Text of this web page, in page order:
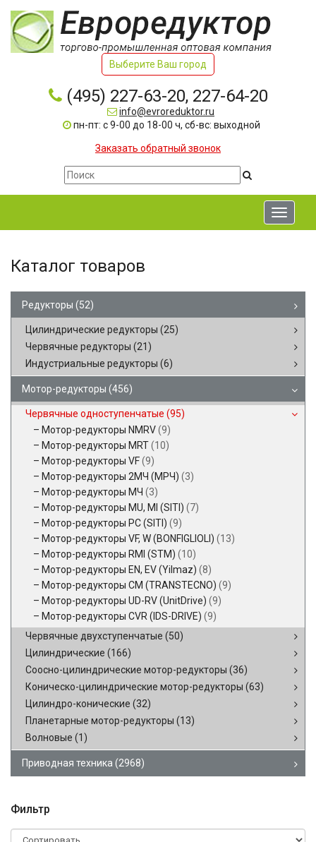
Выберите Ваш город
(495) 227-63-20, 227-64-20
info@evroreduktor.ru
пн-пт: с 9-00 до 18-00 ч, сб-вс: выходной
Заказать обратный звонок
Toggle
Каталог товаров
Редукторы (52)
Цилиндрические редукторы (25)
Червячные редукторы (21)
Индустриальные редукторы (6)
Мотор-редукторы (456)
Червячные одноступенчатые (95)
Мотор-редукторы NMRV(9)
Мотор-редукторы MRT(10)
Мотор-редукторы VF(9)
Мотор-редукторы 2МЧ (МРЧ) (3)
Мотор-редукторы МЧ (3)
Мотор-редукторы MU, MI (SITI) (7)
Мотор-редукторы PC (SITI) (9)
Мотор-редукторы VF, W (BONFIGLIOLI) (13)
Мотор-редукторы RMI (STM) (10)
Мотор-редукторы EN, EV (Yilmaz) (8)
Мотор-редукторы CM (TRANSTECNO) (9)
Мотор-редукторы UD-RV (UnitDrive) (9)
Мотор-редукторы CVR (IDS-DRIVE) (9)
Червячные двухступенчатые (50)
Цилиндрические (166)
Соосно-цилиндрические мотор-редукторы (36)
Коническо-цилиндрические мотор-редукторы (63)
Цилиндро-конические (32)
Планетарные мотор-редукторы (13)
Волновые (1)
Приводная техника (2968)
Фильтр